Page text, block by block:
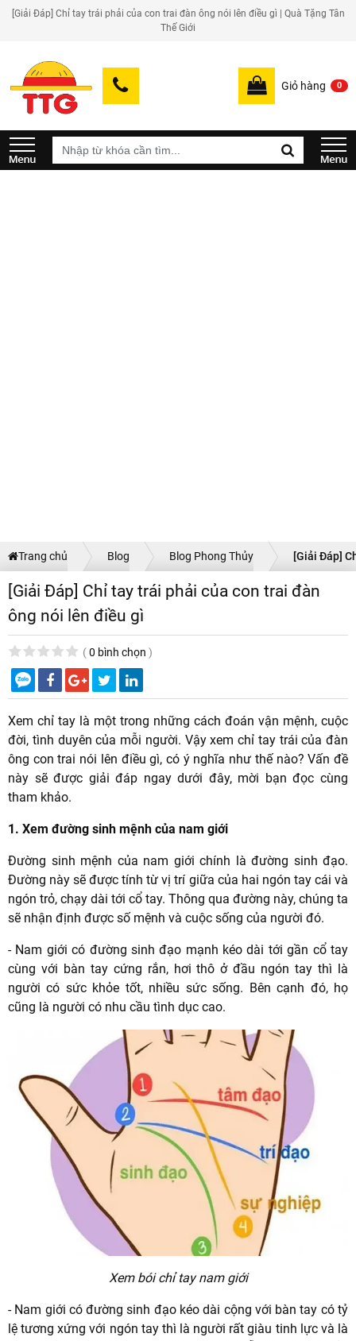
[Giải Đáp] Chỉ tay trái phải của con trai đàn ông nói lên điều gì | Quà Tặng Tân
Thế Giới
Giỏ hàng 0
Trang chủ Blog Blog Phong Thủy [Giải Đáp]
[Giải Đáp] Chỉ tay trái phải của con trai đàn
ông nói lên điều gì
(0 bình chọn )
Xem chỉ tay là một trong những cách đoán vận mệnh, cuộc
đời, tình duyên của mỗi người. Vậy xem chỉ tay trái của đàn
ông con trai nói lên điều gì, có ý nghĩa như thế nào? Vấn đề
này sẽ được giải đáp ngay dưới đây, mời bạn đọc cùng
tham khảo.
1. Xem đường sinh mệnh của nam giới
Đường sinh mệnh của nam giới chính là đường sinh đạo.
Đường này sẽ được tính từ vị trí giữa của hai ngón tay cái và
ngón trỏ, chạy dài tới cổ tay. Thông qua đường này, chúng ta
sẽ nhận định được số mệnh và cuộc sống của người đó.
- Nam giới có đường sinh đạo mạnh kéo dài tới gần cổ tay
cùng với bàn tay cứng rắn, hơi thô ở đầu ngón tay thì là
người có sức khỏe tốt, nhiều sức sống. Bên cạnh đó, họ
cũng là người có nhu cầu tình dục cao.
Xem bói chỉ tay nam giới
- Nam giới có đường sinh đạo kéo dài cộng với bàn tay có tỷ
lệ tương xứng với ngón tay thì là người rất giàu tinh lực và là